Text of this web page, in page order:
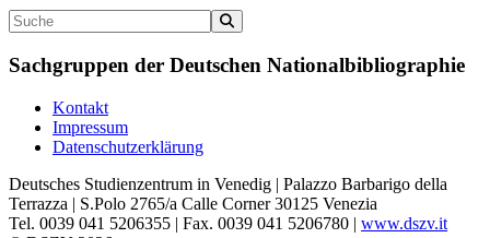
Sachgruppen der Deutschen Nationalbibliographie
Kontakt
Impressum
Datenschutzerklärung
Deutsches Studienzentrum in Venedig | Palazzo Barbarigo della
Terrazza | S.Polo 2765/a Calle Corner 30125 Venezia
Tel. 0039 041 5206355 | Fax. 0039 041 5206780 | www.dszv.it